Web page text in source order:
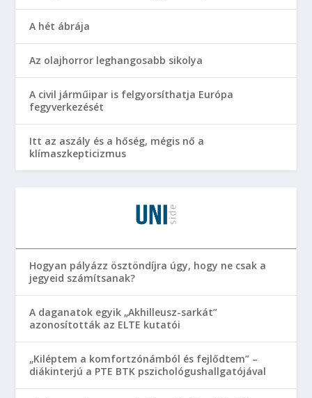
A hét ábrája
Az olajhorror leghangosabb sikolya
A civil járműipar is felgyorsíthatja Európa
fegyverkezését
Itt az aszály és a hőség, mégis nő a
klímaszkepticizmus
Hogyan pályázz ösztöndíjra úgy, hogy ne csak a
jegyeid számítsanak?
A daganatok egyik „Akhilleusz-sarkát”
azonosították az ELTE kutatói
„Kiléptem a komfortzónámból és fejlődtem” –
diákinterjú a PTE BTK pszichológushallgatójával